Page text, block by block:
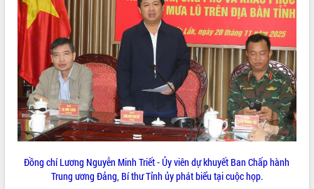
Đồng chí Lương Nguyễn Minh Triết - Ủy viên dự khuyết Ban Chấp hành
Trung ương Đảng, Bí thư Tỉnh ủy phát biểu tại cuộc họp.